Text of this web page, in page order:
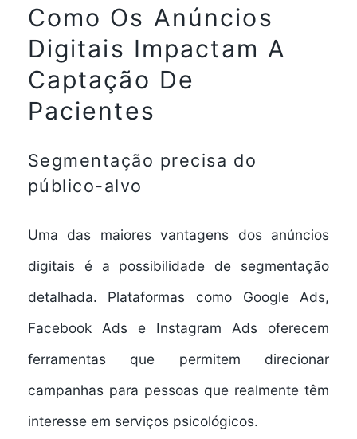
Como Os Anúncios
Digitais Impactam A
Captação De
Pacientes
Segmentação precisa do
público-alvo
Uma das maiores vantagens dos anúncios
digitaisé a possibilidade de segmentação
detalhada. Plataformas como Google Ads,
Facebook Ads e Instagram Ads oferecem
ferramentas que permitem direcionar
campanhas para pessoas que realmente têm
interesse em serviços psicológicos.